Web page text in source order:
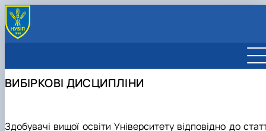
Графік освітнього процесу
Вибіркові дисципліни
ОСВІТНІ ПРОГРАМИ
2026/2027 навчальний рік
2023/2024 навчальний рік
СТАНДАРТИ ВИЩОЇ ОСВІТИ
Обговорення проєктів Положень
Ліцензія
СИСТЕМА МЕНЕДЖМЕНТУ ЯКОСТІ
ВИБІРКОВІ ДИСЦИПЛІНИ
Здобувачі вищої освіти Університету відповідно до